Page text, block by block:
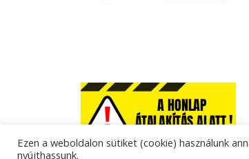
Ezen a weboldalon sütiket (cookie) használunk
nyújthassunk.